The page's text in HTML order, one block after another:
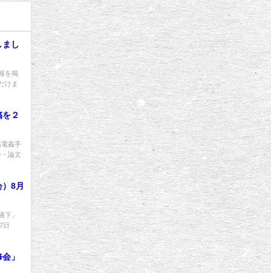
し
を掲
けま
２
義手
論文
8月
下」
日
」